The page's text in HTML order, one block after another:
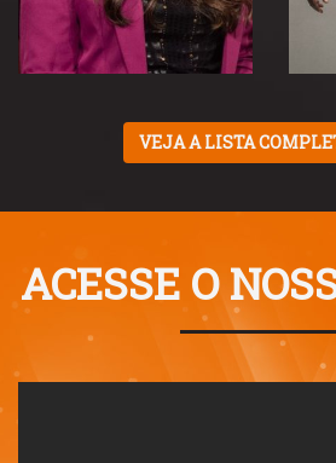
VEJA A LISTA
ACESSE O